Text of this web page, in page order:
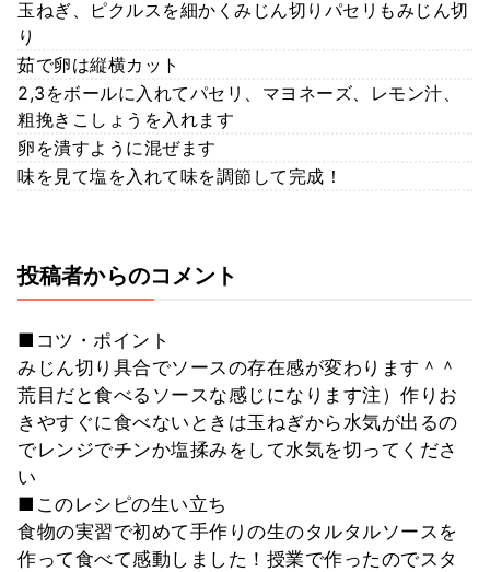
玉ねぎ、ピクルスを細かくみじん切りパセリもみじん切
り
茹で卵は縦横カット
2,3をボールに入れてパセリ、マヨネーズ、レモン汁、
粗挽きこしょうを入れます
卵を潰すように混ぜます
味を見て塩を入れて味を調節して完成！
投稿者からのコメント
■コツ・ポイント
みじん切り具合でソースの存在感が変わります＾＾
荒目だと食べるソースな感じになります注）作りお
きやすぐに食べないときは玉ねぎから水気が出るの
でレンジでチンか塩揉みをして水気を切ってくださ
い
■このレシピの生い立ち
食物の実習で初めて手作りの生のタルタルソースを
作って食べて感動しました！授業で作ったのでスタ